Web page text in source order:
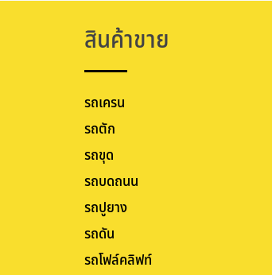
สินค้าขาย
รถเครน
รถตัก
รถขุด
รถบดถนน
รถปูยาง
รถดัน
รถโฟล์คลิฟท์